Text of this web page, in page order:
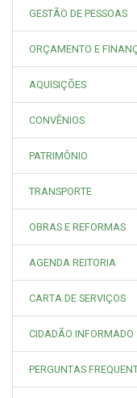
GESTÃO DE PESSOAS
ORÇAMENTO E
AQUISIÇÕES
CONVÊNIOS
PATRIMÔNIO
TRANSPORTE
OBRAS E REFORMAS
AGENDA REITORIA
CARTA DE SERVIÇOS
CIDADÃO INFORMADO
PERGUNTAS